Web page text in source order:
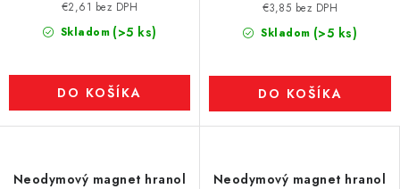
Skladom (>5 ks)
€2,61 bez DPH
DO KOŠÍKA
Skladom (>5 ks)
€3,85 bez DPH
DO KOŠÍKA
Neodymový magnet hranol
Neodymový magnet hranol